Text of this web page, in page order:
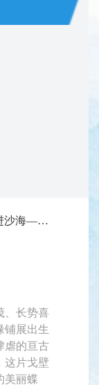
她用十八年追逐梦想，把科技“种”进沙海——记中国科协十大会议代表张红艳
、长势喜
铺展出生
虐的亘古
这片戈壁
美丽蝶